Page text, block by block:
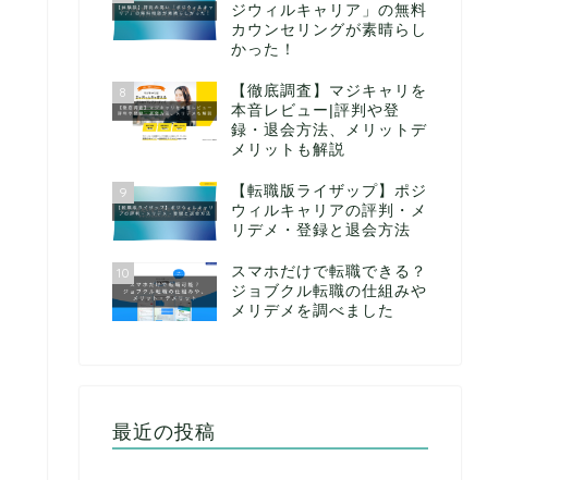
ジウィルキャリア」の無料
カウンセリングが素晴らし
かった！
8
【徹底調査】マジキャリを
本音レビュー|評判や登
録・退会方法、メリットデ
メリットも解説
9
【転職版ライザップ】ポジ
ウィルキャリアの評判・メ
リデメ・登録と退会方法
10
スマホだけで転職できる？
ジョブクル転職の仕組みや
メリデメを調べました
最近の投稿